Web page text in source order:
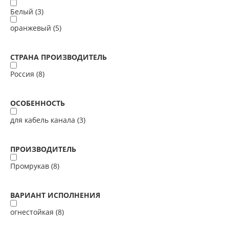
Белый (3)
оранжевый (5)
СТРАНА ПРОИЗВОДИТЕЛЬ
Россия (8)
ОСОБЕННОСТЬ
для кабель канала (3)
ПРОИЗВОДИТЕЛЬ
Промрукав (8)
ВАРИАНТ ИСПОЛНЕНИЯ
огнестойкая (8)